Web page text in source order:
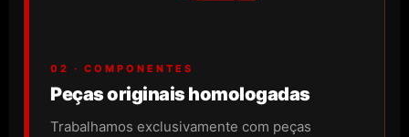
02 · COMPONENTES
Peças originais homologadas
Trabalhamos exclusivamente com peças